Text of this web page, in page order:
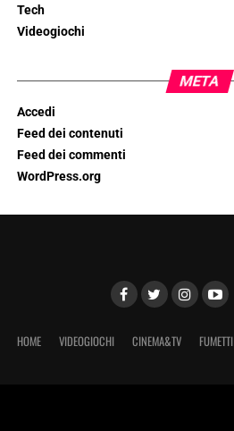
Tech
Videogiochi
META
Accedi
Feed dei contenuti
Feed dei commenti
WordPress.org
HOME VIDEOGIOCHI CINEMA&TV FUMETTI